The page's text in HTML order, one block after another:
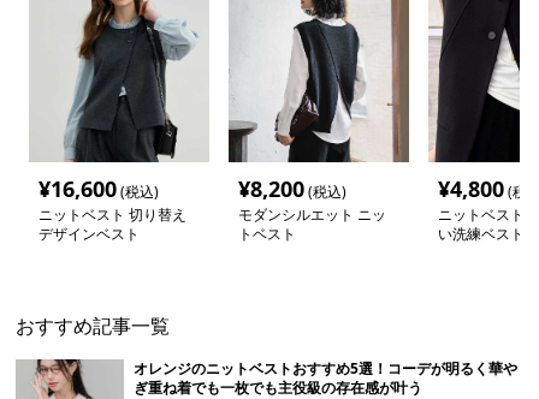
¥16,600(税込)
ニットベスト 切り替え
デザインベスト
¥8,200(税込)
モダンシルエット ニッ
トベスト
¥4,800(税
ニットベスト
い洗練ベスト
おすすめ記事一覧
オレンジのニットベストおすすめ5選！コーデが明るく華や
ぎ重ね着でも一枚でも主役級の存在感が叶う